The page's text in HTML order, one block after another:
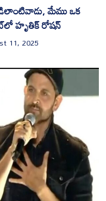
మేము ఒక
హృతిక్ రోషన్
11, 2025